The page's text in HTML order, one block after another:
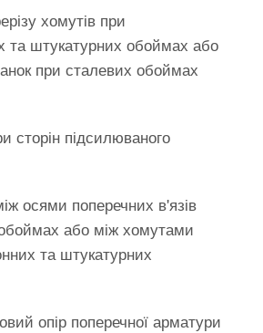
хомутів при
та штукатурних обоймах або
при сталевих обоймах
сторін підсилюваного
осями поперечних в'язів
або між хомутами
та штукатурних
опір поперечної арматури